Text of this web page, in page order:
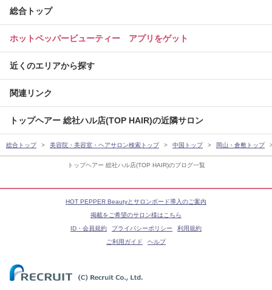
トップヘアー 総社ハル店(TOP HAIR)のブログ一覧
総合トップ
ホットペッパービューティー アプリをゲット
近くのエリアから探す
関連リンク
トップヘアー 総社ハル店(TOP HAIR)の近隣サロン
総合トップ 美容院・美容室・ヘアサロン検索トップ 中国トップ 岡山・倉敷トップ
HOT PEPPER Beautyとサロンボード導入のご案内
掲載をご希望のサロン様はこちら
ID・会員規約
プライバシーポリシー
利用規約
ご利用ガイド
ヘルプ